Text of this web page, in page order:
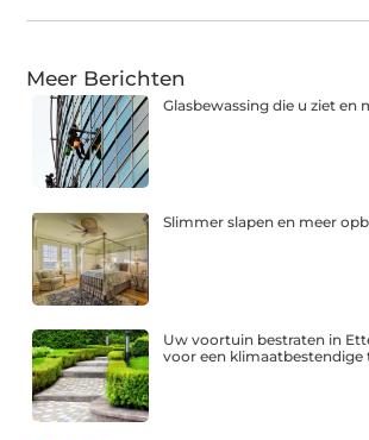
Meer Berichten
Glasbewassing die u ziet en
Slimmer slapen en meer
Uw voortuin bestraten in
voor een klimaatbestendige